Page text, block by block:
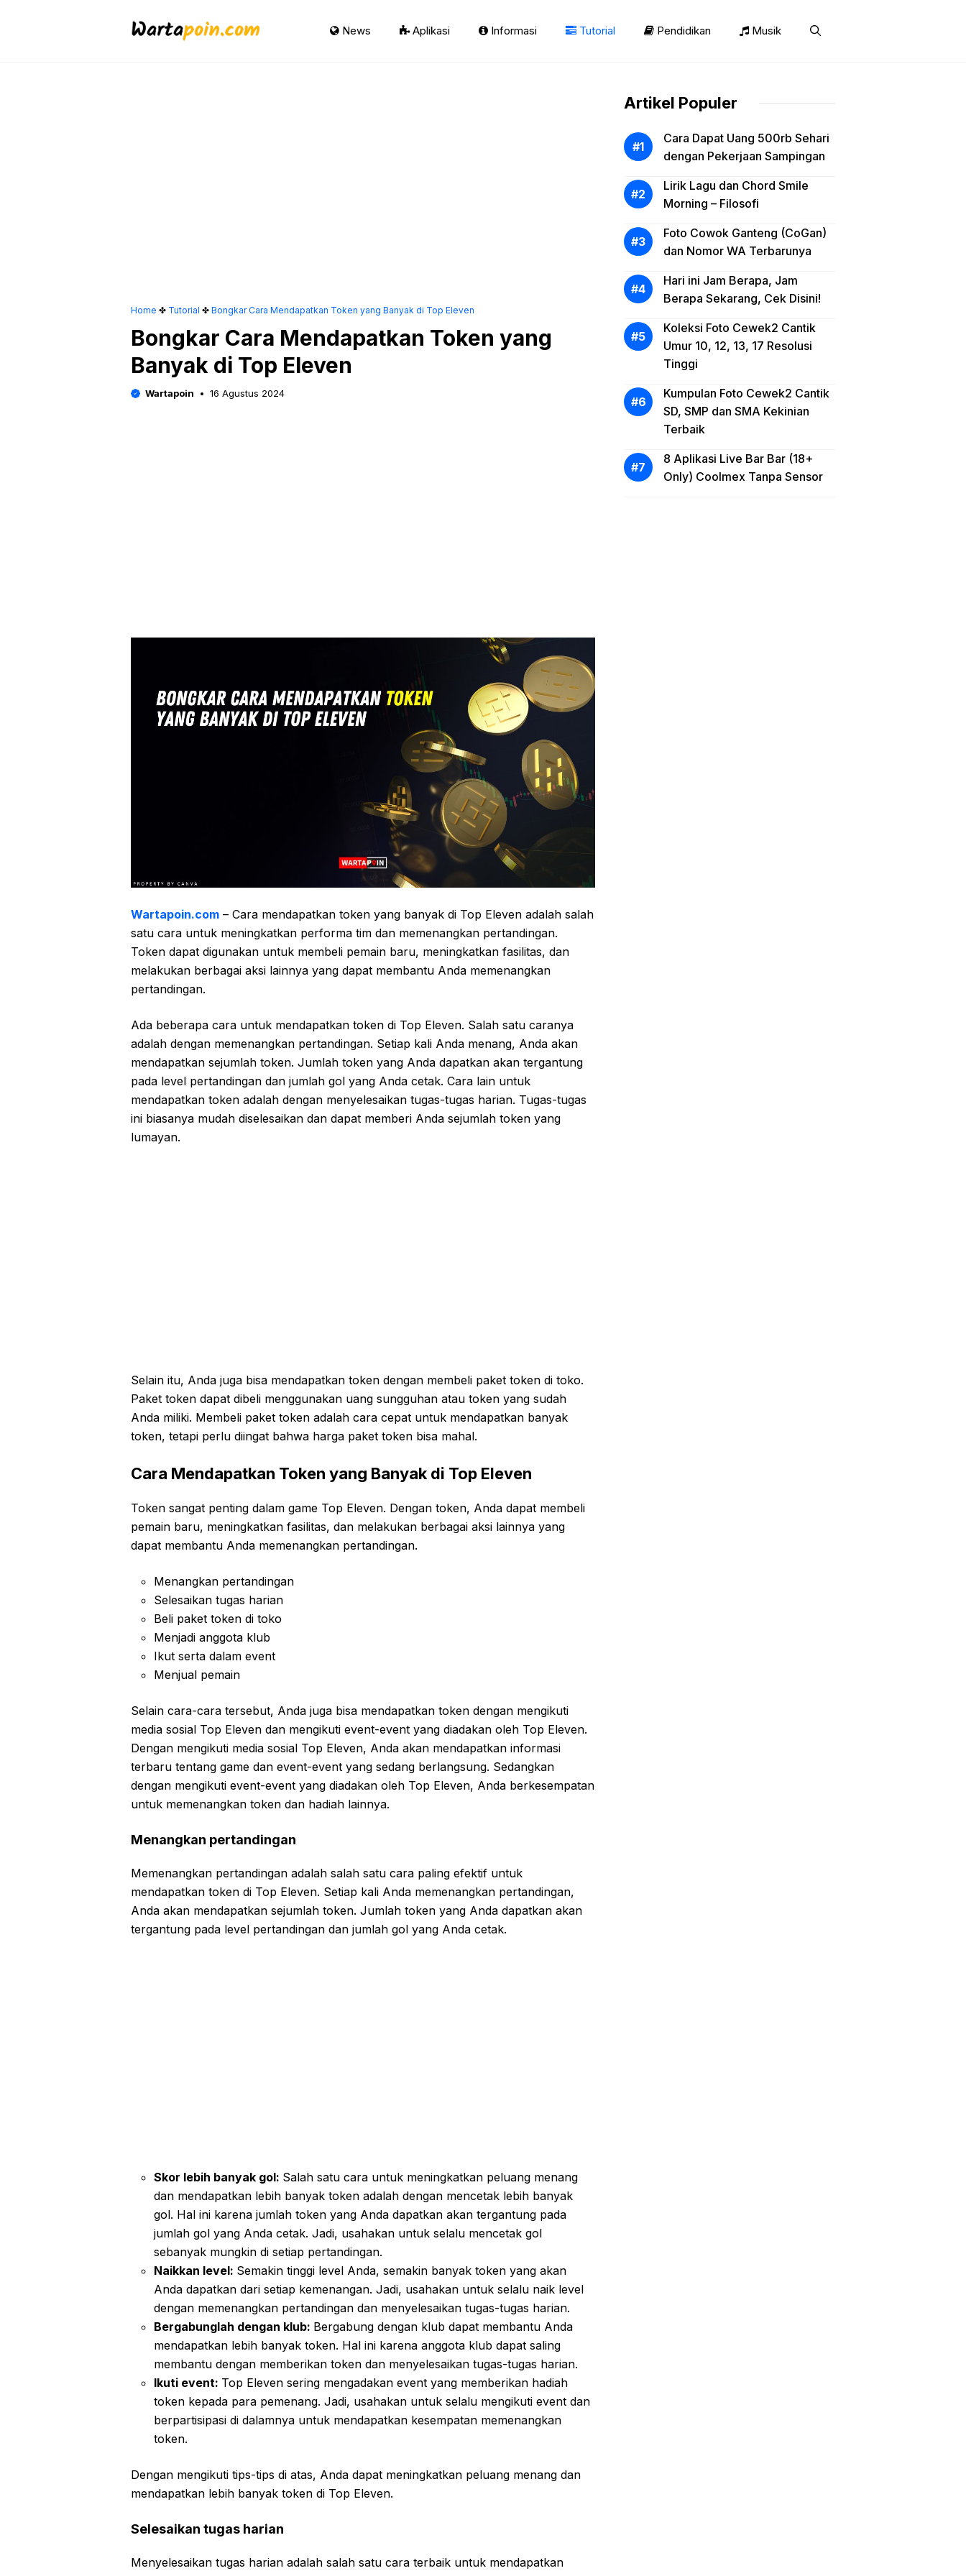
News Aplikasi Informasi Tutorial Pendidikan Musik
Home ✤ Tutorial ✤ Bongkar Cara Mendapatkan Token yang Banyak di Top Eleven
Bongkar Cara Mendapatkan Token yang
Banyak di Top Eleven
Wartapoin 16 Agustus 2024
Wartapoin.com – Cara mendapatkan token yang banyak di Top Eleven adalah salah
satu cara untuk meningkatkan performa tim dan memenangkan pertandingan.
Token dapat digunakan untuk membeli pemain baru, meningkatkan fasilitas, dan
melakukan berbagai aksi lainnya yang dapat membantu Anda memenangkan
pertandingan.
Ada beberapa cara untuk mendapatkan token di Top Eleven. Salah satu caranya
adalah dengan memenangkan pertandingan. Setiap kali Anda menang, Anda akan
mendapatkan sejumlah token. Jumlah token yang Anda dapatkan akan tergantung
pada level pertandingan dan jumlah gol yang Anda cetak. Cara lain untuk
mendapatkan token adalah dengan menyelesaikan tugas-tugas harian. Tugas-tugas
ini biasanya mudah diselesaikan dan dapat memberi Anda sejumlah token yang
lumayan.
Selain itu, Anda juga bisa mendapatkan token dengan membeli paket token di toko.
Paket token dapat dibeli menggunakan uang sungguhan atau token yang sudah
Anda miliki. Membeli paket token adalah cara cepat untuk mendapatkan banyak
token, tetapi perlu diingat bahwa harga paket token bisa mahal.
Cara Mendapatkan Token yang Banyak di Top Eleven
Token sangat penting dalam game Top Eleven. Dengan token, Anda dapat membeli
pemain baru, meningkatkan fasilitas, dan melakukan berbagai aksi lainnya yang
dapat membantu Anda memenangkan pertandingan.
Menangkan pertandingan
Selesaikan tugas harian
Beli paket token di toko
Menjadi anggota klub
Ikut serta dalam event
Menjual pemain
Selain cara-cara tersebut, Anda juga bisa mendapatkan token dengan mengikuti
media sosial Top Eleven dan mengikuti event-event yang diadakan oleh Top Eleven.
Dengan mengikuti media sosial Top Eleven, Anda akan mendapatkan informasi
terbaru tentang game dan event-event yang sedang berlangsung. Sedangkan
dengan mengikuti event-event yang diadakan oleh Top Eleven, Anda berkesempatan
untuk memenangkan token dan hadiah lainnya.
Menangkan pertandingan
Memenangkan pertandingan adalah salah satu cara paling efektif untuk
mendapatkan token di Top Eleven. Setiap kali Anda memenangkan pertandingan,
Anda akan mendapatkan sejumlah token. Jumlah token yang Anda dapatkan akan
tergantung pada level pertandingan dan jumlah gol yang Anda cetak.
Skor lebih banyak gol: Salah satu cara untuk meningkatkan peluang menang
dan mendapatkan lebih banyak token adalah dengan mencetak lebih banyak
gol. Hal ini karena jumlah token yang Anda dapatkan akan tergantung pada
jumlah gol yang Anda cetak. Jadi, usahakan untuk selalu mencetak gol
sebanyak mungkin di setiap pertandingan.
Naikkan level: Semakin tinggi level Anda, semakin banyak token yang akan
Anda dapatkan dari setiap kemenangan. Jadi, usahakan untuk selalu naik level
dengan memenangkan pertandingan dan menyelesaikan tugas-tugas harian.
Bergabunglah dengan klub: Bergabung dengan klub dapat membantu Anda
mendapatkan lebih banyak token. Hal ini karena anggota klub dapat saling
membantu dengan memberikan token dan menyelesaikan tugas-tugas harian.
Ikuti event: Top Eleven sering mengadakan event yang memberikan hadiah
token kepada para pemenang. Jadi, usahakan untuk selalu mengikuti event dan
berpartisipasi di dalamnya untuk mendapatkan kesempatan memenangkan
token.
Dengan mengikuti tips-tips di atas, Anda dapat meningkatkan peluang menang dan
mendapatkan lebih banyak token di Top Eleven.
Selesaikan tugas harian
Menyelesaikan tugas harian adalah salah satu cara terbaik untuk mendapatkan
Artikel Populer
Cara Dapat Uang 500rb Sehari
dengan Pekerjaan Sampingan
Lirik Lagu dan Chord Smile
Morning – Filosofi
Foto Cowok Ganteng (CoGan)
dan Nomor WA Terbarunya
Hari ini Jam Berapa, Jam
Berapa Sekarang, Cek Disini!
Koleksi Foto Cewek2 Cantik
Umur 10, 12, 13, 17 Resolusi
Tinggi
Kumpulan Foto Cewek2 Cantik
SD, SMP dan SMA Kekinian
Terbaik
8 Aplikasi Live Bar Bar (18+
Only) Coolmex Tanpa Sensor